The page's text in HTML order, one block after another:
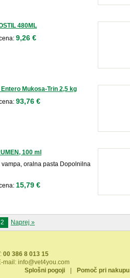
480ML
9,26 €
Mukosa-Trin 2,5 kg
93,76 €
100 ml
vampa, oralna pasta Dopolnilna
15,79 €
2 Naprej »
00 386 8 013 15
mail: info@vet4you.com
Splošni pogoji
Pomoč pri nakupu